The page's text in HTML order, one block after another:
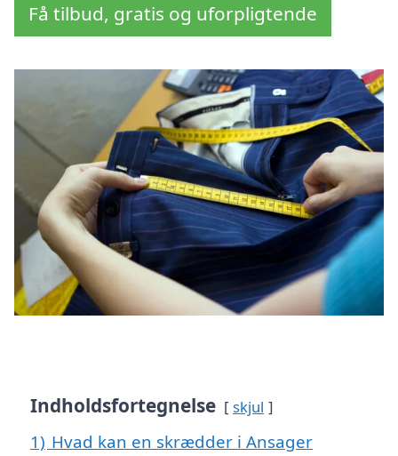
Få tilbud, gratis og uforpligtende
Indholdsfortegnelse skjul
1) Hvad kan en skrædder i Ansager